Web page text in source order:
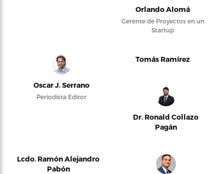
Orlando Alomá
Gerente de Proyectos en un
Startup
Oscar J. Serrano
Periodista Editor
Tomás Ramírez
Dr. Ronald Collazo
Pagán
Lcdo. Ramón Alejandro
Pabón